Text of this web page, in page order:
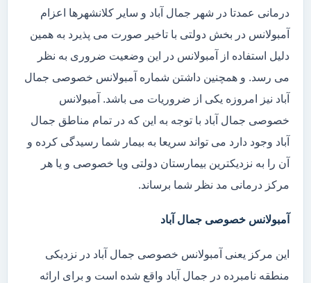
درمانی عمدتا در شهر جمال آباد و سایر کلانشهرها اعزام
آمبولانس در بخش دولتی با تاخیر صورت می پذیرد به همین
دلیل استفاده از آمبولانس در این وضعیت ضروری به نظر
می رسد. و همچنین داشتن شماره آمبولانس خصوصی جمال
آباد نیز امروزه یکی از ضروریات می باشد. آمبولانس
خصوصی جمال آباد با توجه به این که در تمام مناطق جمال
آباد وجود دارد می تواند سریعا به بیمار شما رسیدگی کرده و
آن را به نزدیکترین بیمارستان دولتی ویا خصوصی و یا هر
مرکز درمانی مد نظر شما برساند.
آمبولانس خصوصی جمال آباد
این مرکز یعنی آمبولانس خصوصی جمال آباد در نزدیکی
منطقه نامبرده در جمال آباد واقع شده است و برای ارائه